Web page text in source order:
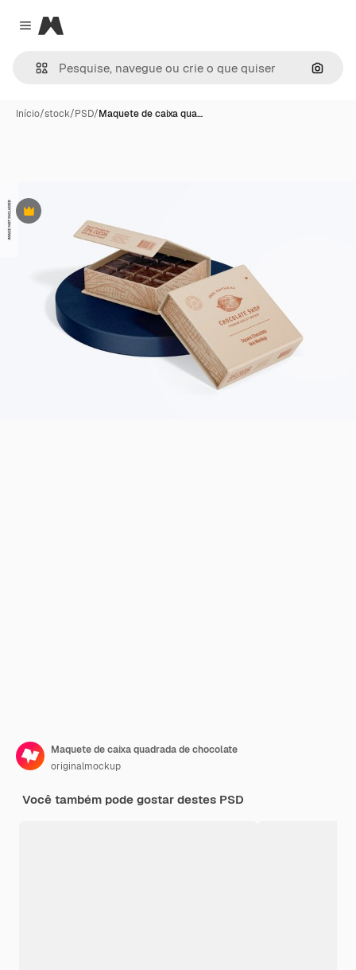
Close menu
Magnific
Início/stock/PSD/Maquete de caixa qua…
Premium
Maquete de caixa quadrada de chocolate
originalmockup
Você também pode gostar destes PSD